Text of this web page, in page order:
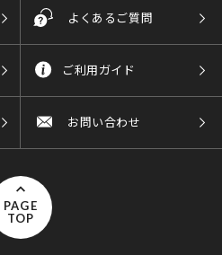
よくあるご質問
ご利用ガイド
お問い合わせ
PAGE
TOP